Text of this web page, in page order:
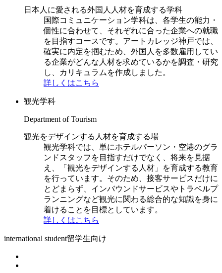
日本人に愛される外国人人材を育成する学科
国際コミュニケーション学科は、各学生の能力・
個性に合わせて、それぞれに合った企業への就職
を目指すコースです。アートカレッジ神戸では、
確実に内定を掴むため、外国人を多数雇用してい
る企業がどんな人材を求めているかを調査・研究
し、カリキュラムを作成しました。
詳しくはこちら
観光学科
Department of Tourism
観光をデザインする人材を育成する場
観光学科では、単にホテルパーソン・空港のグラ
ンドスタッフを目指すだけでなく、将来を見据
え、「観光をデザインする人材」を育成する教育
を行っています。そのため、接客サービスだけに
とどまらず、インバウンドサービスやトラベルプ
ランニングなど観光に関わる総合的な知識を身に
着けることを目標としています。
詳しくはこちら
international student留学生向け